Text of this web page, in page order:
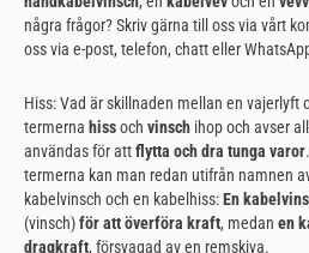
några frågor? Skriv gärna till oss via vårt
oss via e-post, telefon, chatt eller
Hiss: Vad är skillnaden mellan en vajerlyft
termerna hissoch vinsch ihop och avser
användas för attflytta och dra tunga varor
termerna kan man redan utifrån namnen
kabelvinsch och en kabelhiss:En
(vinsch)för att överföra kraft, medan en
dragkraft, försvagad av en remskiva.